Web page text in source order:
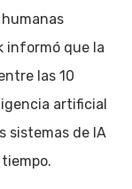
informó que la
las 10
artificial
sistemas de IA